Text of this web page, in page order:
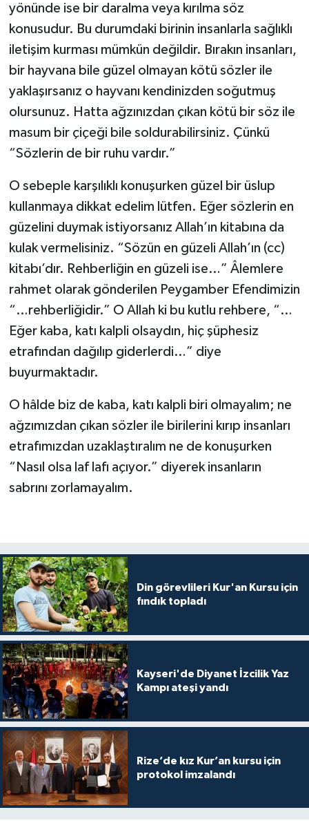
yönünde ise bir daralma veya kırılma söz
konusudur. Bu durumdaki birinin insanlarla sağlıklı
iletişim kurması mümkün değildir. Bırakın insanları,
bir hayvana bile güzel olmayan kötü sözler ile
yaklaşırsanız o hayvanı kendinizden soğutmuş
olursunuz. Hatta ağzınızdan çıkan kötü bir söz ile
masum bir çiçeği bile soldurabilirsiniz. Çünkü
“Sözlerin de bir ruhu vardır.”
O sebeple karşılıklı konuşurken güzel bir üslup
kullanmaya dikkat edelim lütfen. Eğer sözlerin en
güzelini duymak istiyorsanız Allah’ın kitabına da
kulak vermelisiniz. “Sözün en güzeli Allah’ın (cc)
kitabı’dır. Rehberliğin en güzeli ise…” Âlemlere
rahmet olarak gönderilen Peygamber Efendimizin
“…rehberliğidir.” O Allah ki bu kutlu rehbere, “…
Eğer kaba, katı kalpli olsaydın, hiç şüphesiz
etrafından dağılıp giderlerdi…” diye
buyurmaktadır.
O hâlde biz de kaba, katı kalpli biri olmayalım; ne
ağzımızdan çıkan sözler ile birilerini kırıp insanları
etrafımızdan uzaklaştıralım ne de konuşurken
“Nasıl olsa laf lafı açıyor.” diyerek insanların
sabrını zorlamayalım.
Din görevlileri Kur'an Kursu için
fındık topladı
Kayseri'de Diyanet İzcilik Yaz
Kampı ateşi yandı
Rize’de kız Kur’an kursu için
protokol imzalandı
Iğdır Müftülüğü
Isparta Müftülüğü
İstanbul Müftülüğü
İzmir Müftülüğü
Kahramanmaraş Müftülüğü
Karabük Müftülüğü
Karaman Müftülüğü
Kastamonu Müftülüğü
Kayseri Müftülüğü
Kilis Müftülüğü
Kırıkkale Müftülüğü
Kırklareli Müftülüğü
Kırşehir Müftülüğü
Kütahya Müftülüğü
Malatya Müftülüğü
Manisa Müftülüğü
Mardin Müftülüğü
Mersin Müftülüğü
Muğla Müftülüğü
Muş Müftülüğü